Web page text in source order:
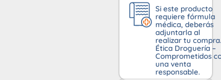
Si este producto
requiere fórmula
médica, deberás
adjuntarla al
realizar tu compra.
Ética Droguería –
Comprometidos
una venta
responsable.